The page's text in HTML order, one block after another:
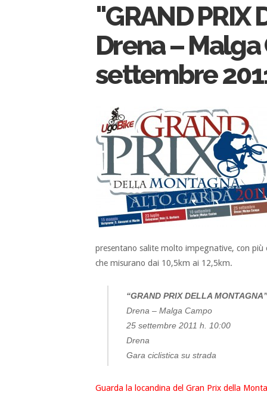
"GRAND PRIX
Drena – Malga
settembre
presentano salite molto impegnative, con più
che misurano dai 10,5km ai 12,5km.
“GRAND PRIX DELLA MONTAGNA”
Drena – Malga Campo
25 settembre 2011 h. 10:00
Drena
Gara ciclistica su strada
Guarda la locandina del Gran Prix della